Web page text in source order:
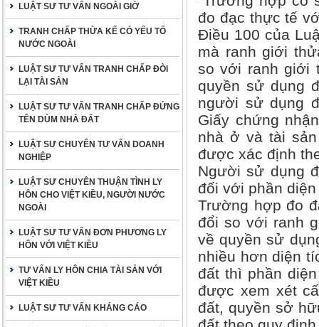
LUẬT SƯ TƯ VẤN NGOÀI GIỜ
TRANH CHẤP THỪA KẾ CÓ YẾU TỐ
NƯỚC NGOÀI
LUẬT SƯ TƯ VẤN TRANH CHẤP ĐÒI
LẠI TÀI SẢN
LUẬT SƯ TƯ VẤN TRANH CHẤP ĐỨNG
TÊN DÙM NHÀ ĐẤT
LUẬT SƯ CHUYÊN TƯ VẤN DOANH
NGHIỆP
LUẬT SƯ CHUYÊN THUẬN TÌNH LY
HÔN CHO VIỆT KIỀU, NGƯỜI NƯỚC
NGOÀI
LUẬT SƯ TƯ VẤN ĐƠN PHƯƠNG LY
HÔN VỚI VIỆT KIỀU
TƯ VẤN LY HÔN CHIA TÀI SẢN VỚI
VIỆT KIỀU
LUẬT SƯ TƯ VẤN KHÁNG CÁO
đo đạc thực tế
Điều 100 của
mà ranh giới
so với ranh giới
quyền sử dụng
người sử dụng
Giấy chứng
nhà ở và tài
được xác định
Người sử dụng
đối với phần
Trường hợp đo
đổi so với ranh
về quyền sử
nhiều hơn diện
đất thì phần
được xem xét
đất, quyền sở